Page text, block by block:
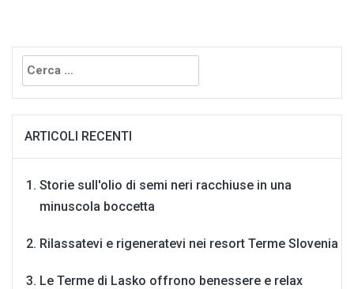
Ricerca
per:
ARTICOLI RECENTI
Storie sull'olio di semi neri racchiuse in una
minuscola boccetta
Rilassatevi e rigeneratevi nei resort Terme Slovenia
Le Terme di Lasko offrono benessere e relax